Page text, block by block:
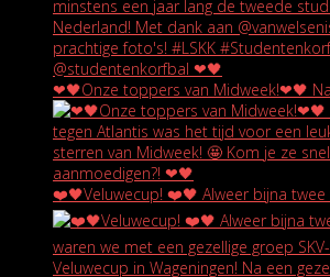
❤🖤Onze toppers van Midweek!❤🖤
❤️🖤Veluwecup! ❤️🖤 Alweer bijna twee